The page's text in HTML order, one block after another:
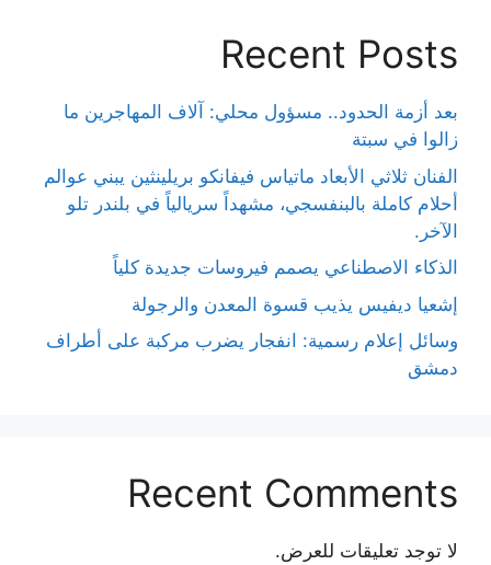
Recent Posts
بعد أزمة الحدود.. مسؤول محلي: آلاف المهاجرين ما
زالوا في سبتة
الفنان ثلاثي الأبعاد ماتياس فيفانكو بريلينثين يبني عوالم
أحلام كاملة بالبنفسجي، مشهداً سريالياً في بلندر تلو
الآخر.
الذكاء الاصطناعي يصمم فيروسات جديدة كلياً
إشعيا ديفيس يذيب قسوة المعدن والرجولة
وسائل إعلام رسمية: انفجار يضرب مركبة على أطراف
دمشق
Recent Comments
لا توجد تعليقات للعرض.